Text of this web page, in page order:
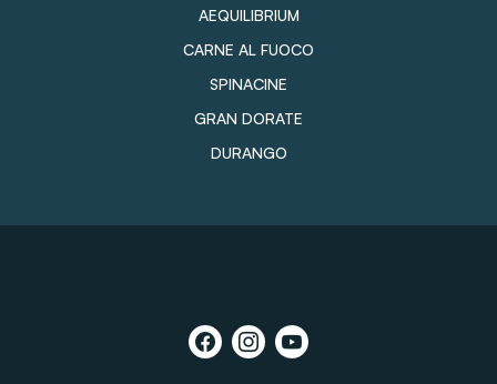
AEQUILIBRIUM
CARNE AL FUOCO
SPINACINE
GRAN DORATE
DURANGO